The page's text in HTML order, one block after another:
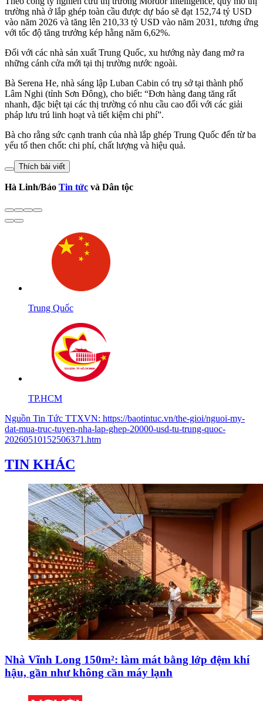
trường nhà ở lắp ghép toàn cầu được dự báo sẽ đạt 152,74 tỷ USD
vào năm 2026 và tăng lên 210,33 tỷ USD vào năm 2031, tương ứng
với tốc độ tăng trưởng kép hằng năm 6,62%.
Đối với các nhà sản xuất Trung Quốc, xu hướng này đang mở ra
những cánh cửa mới tại thị trường nước ngoài.
Bà Serena He, nhà sáng lập Luban Cabin có trụ sở tại thành phố
Lâm Nghi (tỉnh Sơn Đông), cho biết: “Đơn hàng đang tăng rất
nhanh, đặc biệt tại các thị trường có nhu cầu cao đối với các giải
pháp lưu trú linh hoạt và tiết kiệm chi phí”.
Bà cho rằng sức cạnh tranh của nhà lắp ghép Trung Quốc đến từ ba
yếu tố then chốt: chi phí, chất lượng và hiệu quả.
Thích bài viết
Hà Linh/Báo Tin tức và Dân tộc
Trung Quốc
TP.HCM
Nguồn Tin Tức TTXVN: https://baotintuc.vn/the-gioi/nguoi-my-
dat-mua-truc-tuyen-nha-lap-ghep-20000-usd-tu-trung-quoc-
20260510152506371.htm
TIN KHÁC
Nhà Vĩnh Long 150m²: làm mát bằng lớp đệm khí
hậu, gần như không cần máy lạnh